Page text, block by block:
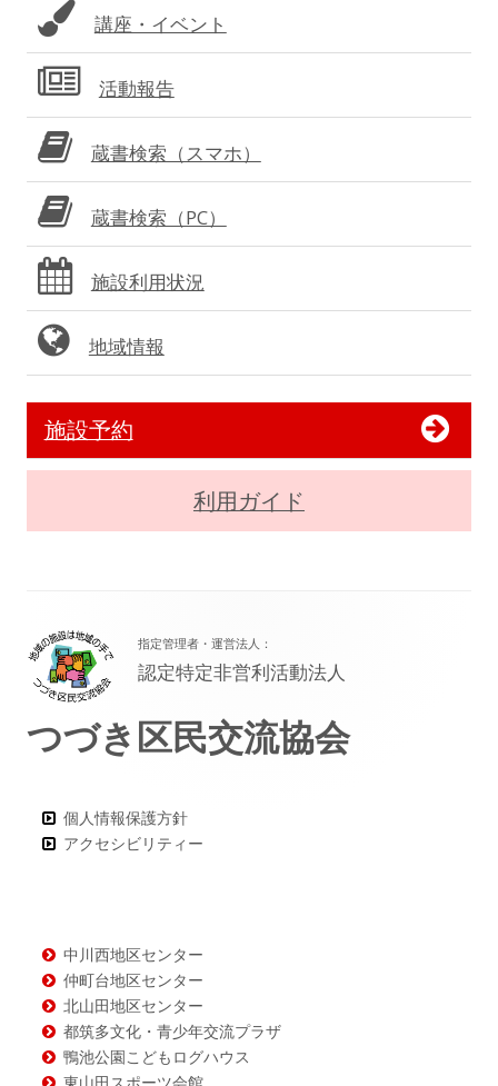
講座・イベント
活動報告
蔵書検索（スマホ）
蔵書検索（PC）
施設利用状況
地域情報
施設予約
利用ガイド
ッ
タ
ー・
ン
テ
指定管理者・運営法人：
認定特定非営利活動法人
つづき区民交流協会
個人情報保護方針
アクセシビリティー
中川西地区センター
仲町台地区センター
北山田地区センター
都筑多文化・青少年交流プラザ
鴨池公園こどもログハウス